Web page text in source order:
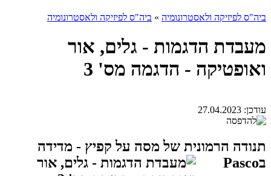
ביה"ס לפיזיקה ולאסטרונומיה » ביה"ס לפיזיקה ולאסטרונומיה
מעבדת הדגמות - גלים, אור
ואופטיקה - הדגמה מס' 3
עודכן: 27.04.2023
תנודה הרמונית של מסה על קפיץ - מדידה
בPasco